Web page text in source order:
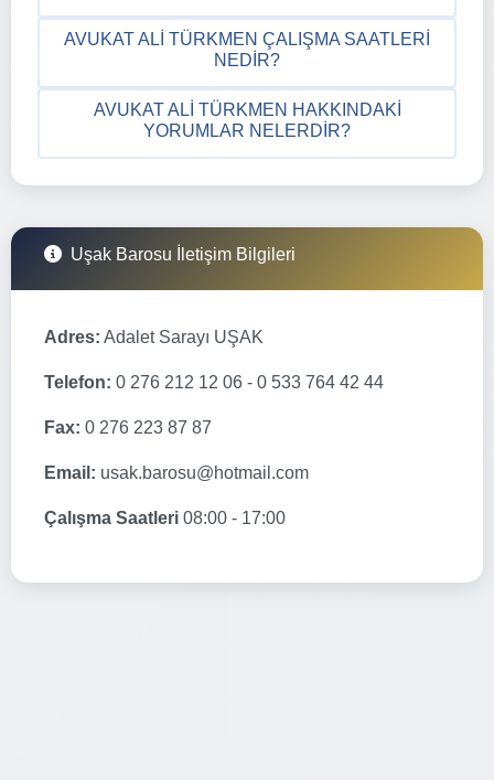
AVUKAT ALI TÜRKMEN ÇALIŞMA SAATLERI
NEDIR?
AVUKAT ALI TÜRKMEN HAKKINDAKI
YORUMLAR NELERDIR?
Uşak Barosu İletişim Bilgileri
Adres: Adalet Sarayı UŞAK
Telefon: 0 276 212 12 06 - 0 533 764 42 44
Fax: 0 276 223 87 87
Email: usak.barosu@hotmail.com
Çalışma Saatleri 08:00 - 17:00